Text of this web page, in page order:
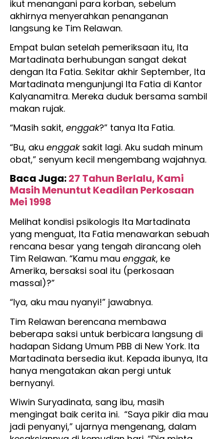
ikut menangani para korban, sebelum
akhirnya menyerahkan penanganan
langsung ke Tim Relawan.
Empat bulan setelah pemeriksaan itu, Ita
Martadinata berhubungan sangat dekat
dengan Ita Fatia. Sekitar akhir September, Ita
Martadinata mengunjungi Ita Fatia di Kantor
Kalyanamitra. Mereka duduk bersama sambil
makan rujak.
“Masih sakit, enggak?” tanya Ita Fatia.
“Bu, aku enggaksakit lagi. Aku sudah minum
obat,” senyum kecil mengembang wajahnya.
Baca Juga:27 Tahun Berlalu, Kami
Masih Menuntut Keadilan Perkosaan
Mei 1998
Melihat kondisi psikologis Ita Martadinata
yang menguat, Ita Fatia menawarkan sebuah
rencana besar yang tengah dirancang oleh
Tim Relawan. “Kamu mau enggak, ke
Amerika, bersaksi soal itu (perkosaan
massal)?”
“Iya, aku mau nyanyi!” jawabnya.
Tim Relawan berencana membawa
beberapa saksi untuk berbicara langsung di
hadapan Sidang Umum PBB di New York. Ita
Martadinata bersedia ikut. Kepada ibunya, Ita
hanya mengatakan akan pergi untuk
bernyanyi.
Wiwin Suryadinata, sang ibu, masih
mengingat baik cerita ini. “Saya pikir dia mau
jadi penyanyi,” ujarnya mengenang, dalam